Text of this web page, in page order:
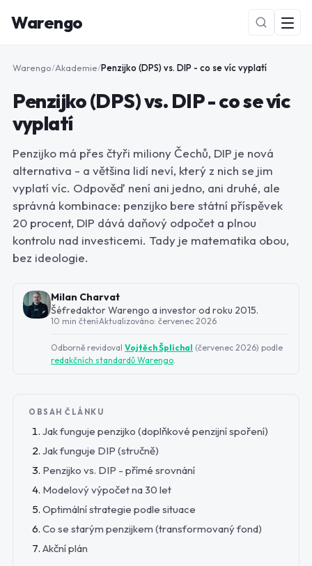
Warengo
Warengo/Akademie/Penzijko (DPS) vs. DIP - co se víc vyplatí
Penzijko (DPS) vs. DIP - co se víc
vyplatí
Penzijko má přes čtyři miliony Čechů, DIP je nová
alternativa - a většina lidí neví, který z nich se jim
vyplatí víc. Odpověď není ani jedno, ani druhé, ale
správná kombinace: penzijko bere státní příspěvek
20 procent, DIP dává daňový odpočet a plnou
kontrolu nad investicemi. Tady je matematika obou,
bez ideologie.
Milan Charvat
Šéfredaktor Warengo a investor od roku 2015.
10 min čtení·Aktualizováno: červenec 2026
Odborně revidoval Vojtěch Šplíchal (červenec 2026) podle
redakčních standardů Warengo.
OBSAH ČLÁNKU
Jak funguje penzijko (doplňkové penzijní spoření)
Jak funguje DIP (stručně)
Penzijko vs. DIP - přímé srovnání
Modelový výpočet na 30 let
Optimální strategie podle situace
Co se starým penzijkem (transformovaný fond)
Akční plán